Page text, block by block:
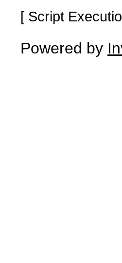
[ Script
Powered by